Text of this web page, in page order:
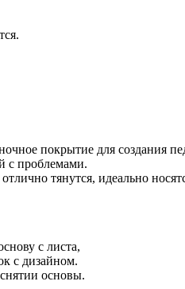
покрытие для создания
с проблемами.
тянутся, идеально
с листа,
с дизайном.
основы.